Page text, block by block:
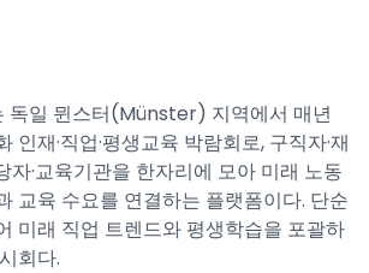
독일 뮌스터(Münster) 지역에서 매년
인재·직업·평생교육 박람회로, 구직자·재
자·교육기관을 한자리에 모아 미래 노동
교육 수요를 연결하는 플랫폼이다. 단순
미래 직업 트렌드와 평생학습을 포괄하
회다.